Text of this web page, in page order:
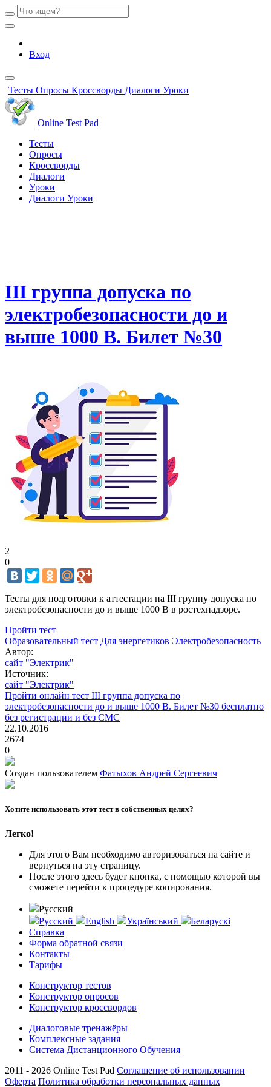
Вход
Тесты Опросы Кроссворды Диалоги Уроки
Online Test Pad
Тесты
Опросы
Кроссворды
Диалоги
Уроки
Диалоги Уроки
III группа допуска по
электробезопасности до и
выше 1000 В. Билет №30
2
0
Тесты для подготовки к аттестации на III группу допуска по
электробезопасности до и выше 1000 В в ростехнадзоре.
Пройти тест
Образовательный тест Для энергетиков Электробезопасность
Автор:
сайт "Электрик"
Источник:
сайт "Электрик"
Пройти онлайн тест III группа допуска по
электробезопасности до и выше 1000 В. Билет №30 бесплатно
без регистрации и без СМС
22.10.2016
2674
0
Создан пользователем Фатыхов Андрей Сергеевич
Хотите использовать этот тест в собственных целях?
Легко!
Для этого Вам необходимо авторизоваться на сайте и
вернуться на эту страницу.
После этого здесь будет кнопка, с помощью которой вы
сможете перейти к процедуре копирования.
Русский
Русский
English Український
Беларускі
Справка
Форма обратной связи
Контакты
Тарифы
Конструктор тестов
Конструктор опросов
Конструктор кроссвордов
Диалоговые тренажёры
Комплексные задания
Система Дистанционного Обучения
2011 - 2026 Online Test Pad Соглашение об использовании
Оферта Политика обработки персональных данных